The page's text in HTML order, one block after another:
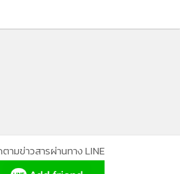
ามข่าวสารผ่านทาง LINE